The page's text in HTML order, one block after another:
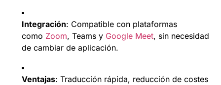
Integración: Compatible con plataformas
como Zoom, Teams y Google Meet, sin necesidad
de cambiar de aplicación.
Ventajas: Traducción rápida, reducción de costes